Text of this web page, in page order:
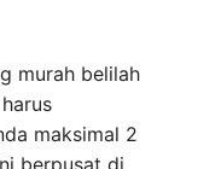
murah belilah
maksimal 2
berpusat di